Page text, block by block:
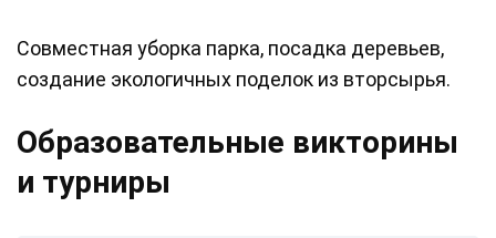
Совместная уборка парка, посадка деревьев,
создание экологичных поделок из вторсырья.
Образовательные викторины
и турниры